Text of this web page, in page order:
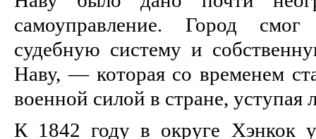
самоуправление. Город смог
судебную систему и
Наву, — которая со временем
военной силой в стране,
К 1842 году в округе Хэнкок